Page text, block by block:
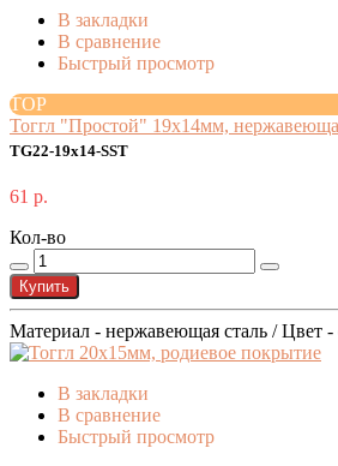
В закладки
В сравнение
Быстрый просмотр
TOP
Тоггл "Простой" 19x14мм,
TG22-19x14-SST
61 р.
Кол-во
Купить
Материал - нержавеющая сталь / Цвет -
В закладки
В сравнение
Быстрый просмотр